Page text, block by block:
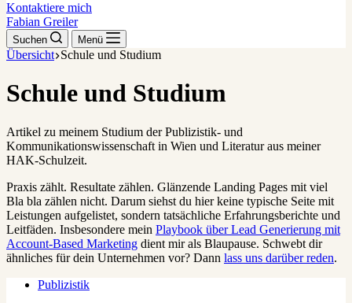
Kontaktiere mich
Fabian Greiler
Suchen Menü
Übersicht Schule und Studium
Schule und Studium
Artikel zu meinem Studium der Publizistik- und
Kommunikationswissenschaft in Wien und Literatur aus meiner
HAK-Schulzeit.
Praxis zählt. Resultate zählen. Glänzende Landing Pages mit viel
Bla bla zählen nicht. Darum siehst du hier keine typische Seite mit
Leistungen aufgelistet, sondern tatsächliche Erfahrungsberichte und
Leitfäden. Insbesondere mein Playbook über Lead Generierung mit
Account-Based Marketing dient mir als Blaupause. Schwebt dir
ähnliches für dein Unternehmen vor? Dann lass uns darüber reden.
Publizistik